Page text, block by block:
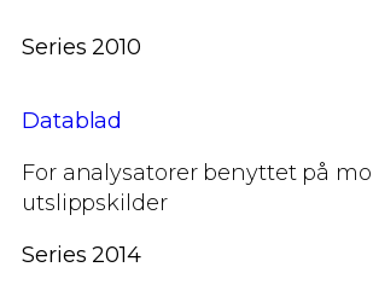
Series 2010
Datablad
For analysatorer benyttet på
utslippskilder
Series 2014